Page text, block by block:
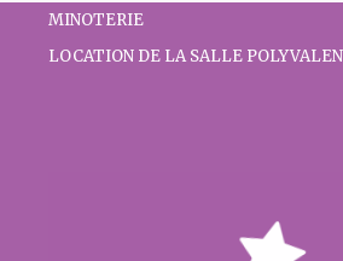
MINOTERIE
LOCATION DE LA SALLE